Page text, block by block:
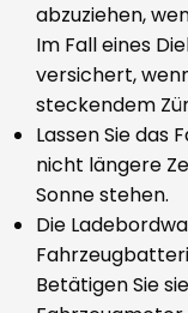
abzuziehen,
Im Fall eines
versichert,
steckendem
Lassen Sie das
nicht längere
Sonne stehen.
Die
Betätigen Sie